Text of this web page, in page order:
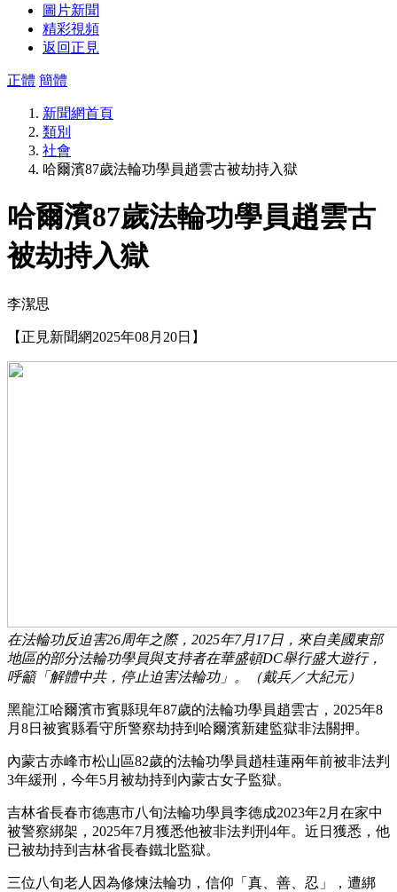
圖片新聞
精彩視頻
返回正見
正體 簡體
新聞網首頁
類別
社會
哈爾濱87歲法輪功學員趙雲古被劫持入獄
哈爾濱87歲法輪功學員趙雲古
被劫持入獄
李潔思
【正見新聞網2025年08月20日】
在法輪功反迫害26周年之際，2025年7月17日，來自美國東部
地區的部分法輪功學員與支持者在華盛頓DC舉行盛大遊行，
呼籲「解體中共，停止迫害法輪功」。（戴兵／大紀元）
黑龍江哈爾濱市賓縣現年87歲的法輪功學員趙雲古，2025年8
月8日被賓縣看守所警察劫持到哈爾濱新建監獄非法關押。
內蒙古赤峰市松山區82歲的法輪功學員趙桂蓮兩年前被非法判
3年緩刑，今年5月被劫持到內蒙古女子監獄。
吉林省長春市德惠市八旬法輪功學員李德成2023年2月在家中
被警察綁架，2025年7月獲悉他被非法判刑4年。近日獲悉，他
已被劫持到吉林省長春鐵北監獄。
三位八旬老人因為修煉法輪功，信仰「真、善、忍」，遭綁